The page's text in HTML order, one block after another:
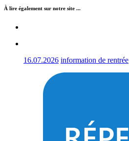
À lire également sur notre site ...
16.07.2026 information de rentrée